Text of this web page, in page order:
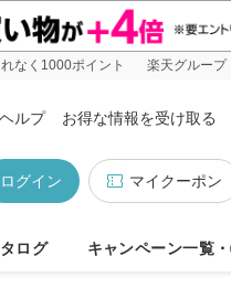
なく1000ポイント 楽天グループ
ヘルプ お得な情報を受け取る
マイクーポン
ログイン
ログ キャンペーン一覧